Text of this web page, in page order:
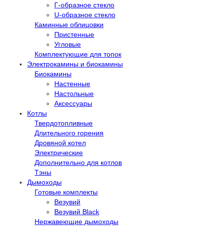
Г-образное стекло
U-образное стекло
Каминные облицовки
Пристенные
Угловые
Комплектующие для топок
Электрокамины и биокамины
Биокамины
Настенные
Настольные
Аксессуары
Котлы
Твердотопливные
Длительного горения
Дровяной котел
Электрические
Дополнительно для котлов
Тэны
Дымоходы
Готовые комплекты
Везувий
Везувий Black
Нержавеющие дымоходы